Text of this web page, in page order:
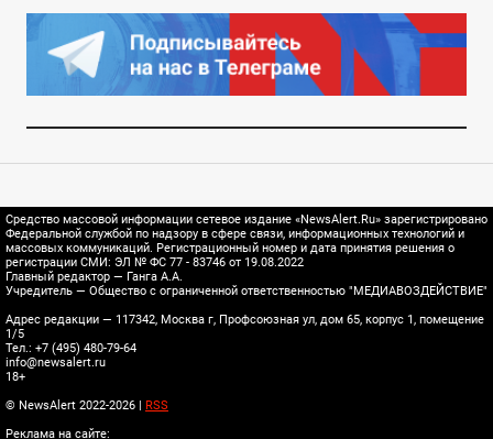
Средство массовой информации сетевое издание «NewsAlert.Ru» зарегистрировано
Федеральной службой по надзору в сфере связи, информационных технологий и
массовых коммуникаций. Регистрационный номер и дата принятия решения о
регистрации СМИ: ЭЛ № ФС 77 - 83746 от 19.08.2022
Главный редактор — Ганга А.А.
Учредитель — Общество с ограниченной ответственностью "МЕДИАВОЗДЕЙСТВИЕ"
Адрес редакции — 117342, Москва г, Профсоюзная ул, дом 65, корпус 1, помещение
1/5
Тел.: +7 (495) 480-79-64
info@newsalert.ru
18+
© NewsAlert 2022-2026 | RSS
Реклама на сайте: